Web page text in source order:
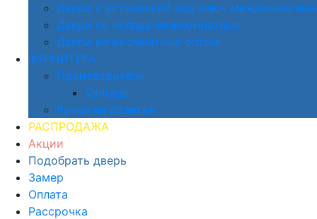
Двери с установкой под ключ межкомнатные
Двери со склада межкомнатные
Двери межкомнатные оптом
ФУРНИТУРА
Производители
Vantage
Ручки на розетке
РАСПРОДАЖА
Акции
Подобрать дверь
Замер
Оплата
Рассрочка